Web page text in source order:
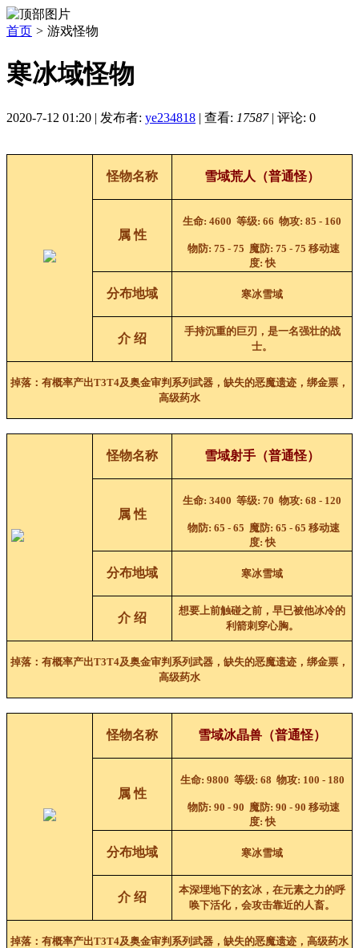
首页 > 游戏怪物
寒冰域怪物
2020-7-12 01:20 | 发布者: ye234818 | 查看: 17587| 评论: 0
怪物名称 雪域荒人 （普通怪）
属 性
生命: 4600 等级: 66 物攻: 85 - 160
物防: 75 - 75 魔防: 75 - 75 移动速
度:快
分布地域 寒冰雪域
介 绍
手持沉重的巨刃，是一名强壮的战
士。
掉落： 有概率产出T3T4及奥金审判系列武器 ，缺失的恶魔遗迹，绑金票，
高级药水
怪物名称 雪域射手 （普通怪）
属 性
生命: 3400 等级: 70 物攻: 68 - 120
物防: 65 - 65 魔防: 65 - 65 移动速
度:快
分布地域 寒冰雪域
介 绍
想要上前触碰之前，早已被他冰冷的
利箭刺穿心胸。
掉落： 有概率产出T3T4及奥金审判 系列武器 ，缺失的恶魔遗迹，绑金票，
高级药水
怪物名称 雪域冰晶兽 （普通怪）
属 性
生命: 9800 等级: 68 物攻: 100 - 180
物防: 90 - 90 魔防: 90 - 90 移动速
度:快
分布地域 寒冰雪域
介 绍
本深埋地下的玄冰，在元素之力的呼
唤下活化，会攻击靠近的人畜。
掉落： 有概率产出T3T4及奥金审判 系列武器 ，缺失的恶魔遗迹，高级药水